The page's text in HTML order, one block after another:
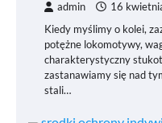
admin 16
Kiedy myślimy o kolei,
potężne lokomotywy,
charakterystyczny stukot
zastanawiamy się nad
stali…